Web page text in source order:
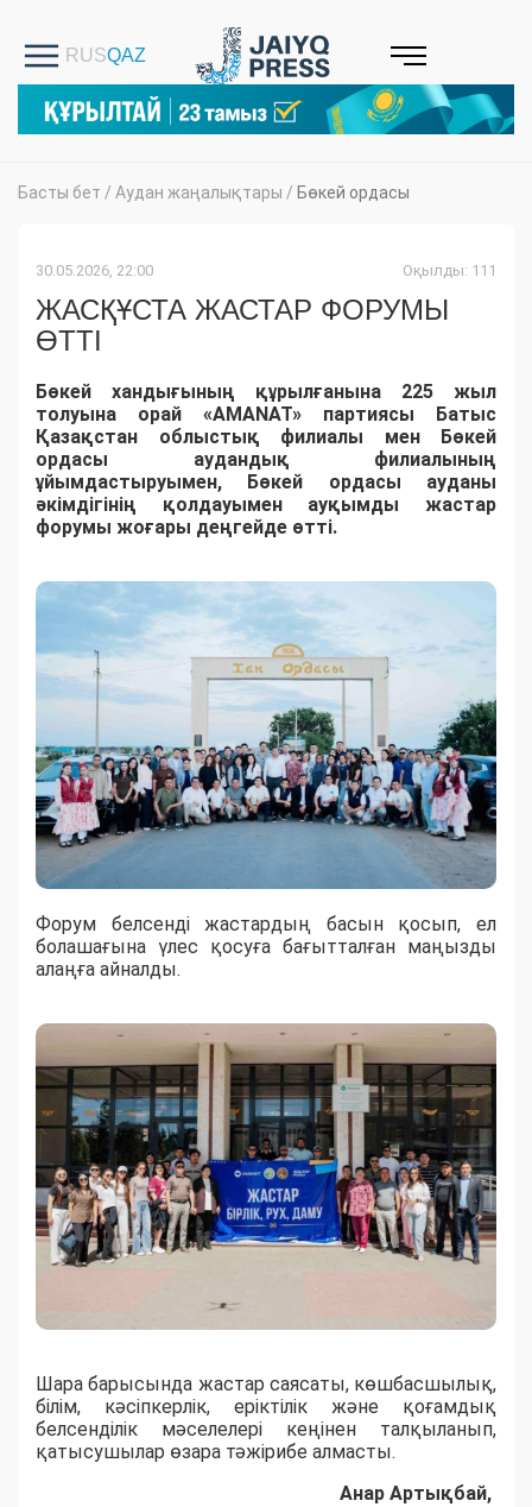
Басты бет / Аудан жаңалықтары / Бөкей ордасы
30.05.2026, 22:00 Оқылды: 111
ЖАСҚҰСТА ЖАСТАР ФОРУМЫ
ӨТТІ
Бөкей хандығының құрылғанына 225 жыл
толуына орай «AMANAT» партиясы Батыс
Қазақстан облыстық филиалы мен Бөкей
ордасы аудандық филиалының
ұйымдастыруымен, Бөкей ордасы ауданы
әкімдігінің қолдауымен ауқымды жастар
форумы жоғары деңгейде өтті.
Форум белсенді жастардың басын қосып, ел
болашағына үлес қосуға бағытталған маңызды
алаңға айналды.
Шара барысында жастар саясаты, көшбасшылық,
білім, кәсіпкерлік, еріктілік және қоғамдық
белсенділік мәселелері кеңінен талқыланып,
қатысушылар өзара тәжірибе алмасты.
Анар Артықбай,